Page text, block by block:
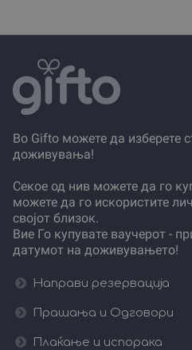
Во Gifto можете да изберете
доживувања!
Секое од нив можете да го
можете да го искористите
својот близок.
Вие Го купувате ваучерот -
датумот на доживувањето!
Направи резервација
Прашања и Одговори
Плаќање и испорака